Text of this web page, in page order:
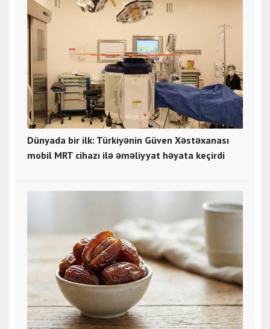
Dünyada bir ilk: Türkiyənin Güven Xəstəxanası
mobil MRT cihazı ilə əməliyyat həyata keçirdi